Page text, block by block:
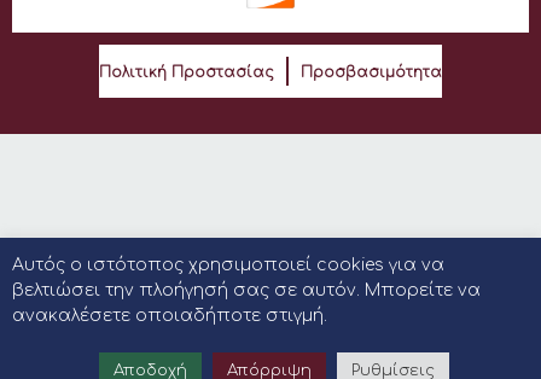
Πολιτική Προστασίας Προσβασιμότητα
Αυτός ο ιστότοπος χρησιμοποιεί cookies για να
βελτιώσει την πλοήγησή σας σε αυτόν. Μπορείτε να
ανακαλέσετε οποιαδήποτε στιγμή.
Αποδοχή Απόρριψη Ρυθμίσεις